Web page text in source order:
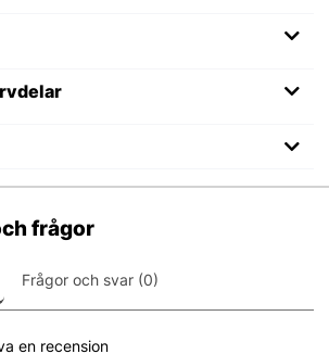
frågor
Frågor och svar (0)
en recension